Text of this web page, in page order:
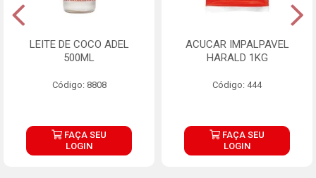
LEITE DE COCO ADEL
500ML
Código: 8808
FAÇA SEU
LOGIN
ACUCAR IMPALPAVEL
HARALD 1KG
Código: 444
FAÇA SEU
LOGIN